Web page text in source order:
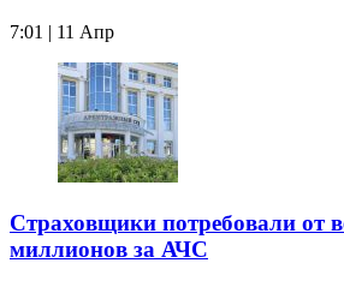
7:01 | 11 Апр
Страховщики потребовали от
миллионов за АЧС